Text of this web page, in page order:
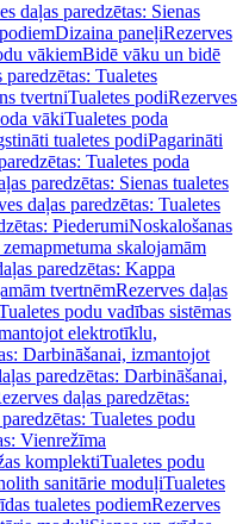
daļas paredzētas: Sienas
Dizaina paneļiRezerves
vākiemBidē vāku un bidē
paredzētas: Tualetes
tvertniTualetes podiRezerves
vākiTualetes poda
tualetes podiPagarināti
Tualetes poda
paredzētas: Sienas tualetes
daļas paredzētas: Tualetes
PiederumiNoskalošanas
skalojamām
paredzētas: Kappa
tvertnēmRezerves daļas
podu vadības sistēmas
elektrotīklu,
Darbināšanai, izmantojot
paredzētas: Darbināšanai,
daļas paredzētas:
Tualetes podu
Vienrežīma
komplektiTualetes podu
sanitārie moduļiTualetes
tualetes podiemRezerves